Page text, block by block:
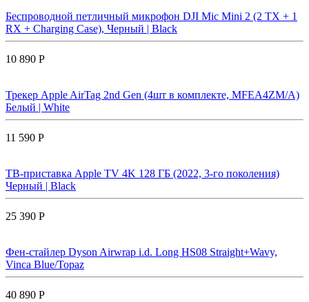
Беспроводной петличный микрофон DJI Mic Mini 2 (2 TX + 1
RX + Charging Case), Черный | Black
10 890 Р
Трекер Apple AirTag 2nd Gen (4шт в комплекте, MFEA4ZM/A)
Белый | White
11 590 Р
ТВ-приставка Apple TV 4K 128 ГБ (2022, 3-го поколения)
Черный | Black
25 390 Р
Фен-стайлер Dyson Airwrap i.d. Long HS08 Straight+Wavy,
Vinca Blue/Topaz
40 890 Р